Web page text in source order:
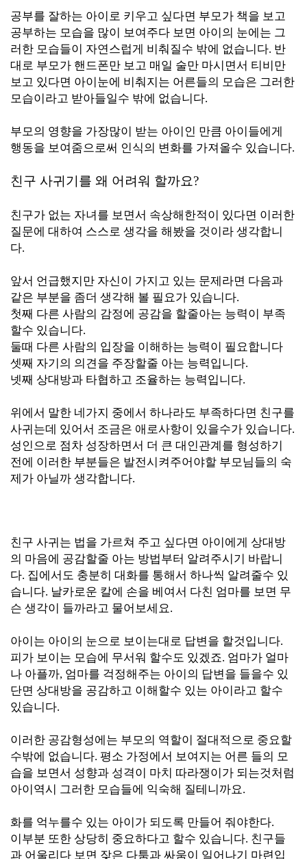
공부를 잘하는 아이로 키우고 싶다면 부모가 책을 보고
공부하는 모습을 많이 보여주다 보면 아이의 눈에는 그
러한 모습들이 자연스럽게 비춰질수 밖에 없습니다. 반
대로 부모가 핸드폰만 보고 매일 술만 마시면서 티비만
보고 있다면 아이눈에 비춰지는 어른들의 모습은 그러한
모습이라고 받아들일수 밖에 없습니다.
부모의 영향을 가장많이 받는 아이인 만큼 아이들에게
행동을 보여줌으로써 인식의 변화를 가져올수 있습니다.
친구 사귀기를 왜 어려워 할까요?
친구가 없는 자녀를 보면서 속상해한적이 있다면 이러한
질문에 대하여 스스로 생각을 해봤을 것이라 생각합니
다.
앞서 언급했지만 자신이 가지고 있는 문제라면 다음과
같은 부분을 좀더 생각해 볼 필요가 있습니다.
첫째 다른 사람의 감정에 공감을 할줄아는 능력이 부족
할수 있습니다.
둘때 다른 사람의 입장을 이해하는 능력이 필요합니다
셋째 자기의 의견을 주장할줄 아는 능력입니다.
넷째 상대방과 타협하고 조율하는 능력입니다.
위에서 말한 네가지 중에서 하나라도 부족하다면 친구를
사귀는데 있어서 조금은 애로사항이 있을수가 있습니다.
성인으로 점차 성장하면서 더 큰 대인관계를 형성하기
전에 이러한 부분들은 발전시켜주어야할 부모님들의 숙
제가 아닐까 생각합니다.
친구 사귀는 법을 가르쳐 주고 싶다면 아이에게 상대방
의 마음에 공감할줄 아는 방법부터 알려주시기 바랍니
다. 집에서도 충분히 대화를 통해서 하나씩 알려줄수 있
습니다. 날카로운 칼에 손을 베여서 다친 엄마를 보면 무
슨 생각이 들까라고 물어보세요.
아이는 아이의 눈으로 보이는대로 답변을 할것입니다.
피가 보이는 모습에 무서워 할수도 있겠죠. 엄마가 얼마
나 아플까, 엄마를 걱정해주는 아이의 답변을 들을수 있
단면 상대방을 공감하고 이해할수 있는 아이라고 할수
있습니다.
이러한 공감형성에는 부모의 역할이 절대적으로 중요할
수밖에 없습니다. 평소 가정에서 보여지는 어른 들의 모
습을 보면서 성향과 성격이 마치 따라쟁이가 되는것처럼
아이역시 그러한 모습들에 익숙해 질테니까요.
화를 억누를수 있는 아이가 되도록 만들어 줘야한다.
이부분 또한 상당히 중요하다고 할수 있습니다. 친구들
과 어울리다 보면 잦은 다툼과 싸움이 일어나기 마련입